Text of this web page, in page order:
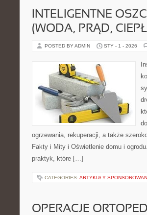
INTELIGENTNE
(WODA, PRĄD,
POSTED BY ADMIN STY - 1 - 2026
ogrzewania, rekuperacji, a także
Fakty i Mity i Oświetlenie domu i
praktyk, które […]
CATEGORIES: ARTYKUŁY
OPERACJE